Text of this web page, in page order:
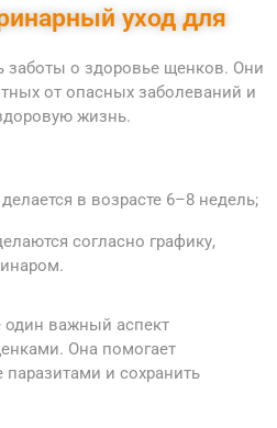
уход для
заботы о здоровье щенков. Они
от опасных заболеваний и
жизнь.
в возрасте 6–8 недель;
согласно графику,
важный аспект
Она помогает
паразитами и сохранить